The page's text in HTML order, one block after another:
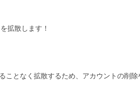
拡散します！
ことなく拡散するため、アカウントの削除